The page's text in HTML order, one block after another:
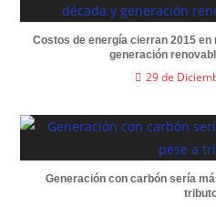
Costos de energía cierran 2015 en
generación
29 de
Generación con carbón sería